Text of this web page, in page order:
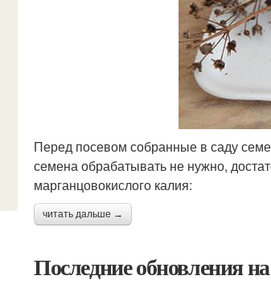
Перед посевом собранные в саду
семена обрабатывать не нужно,
марганцовокислого калия:
читать дальше →
Последние обновления